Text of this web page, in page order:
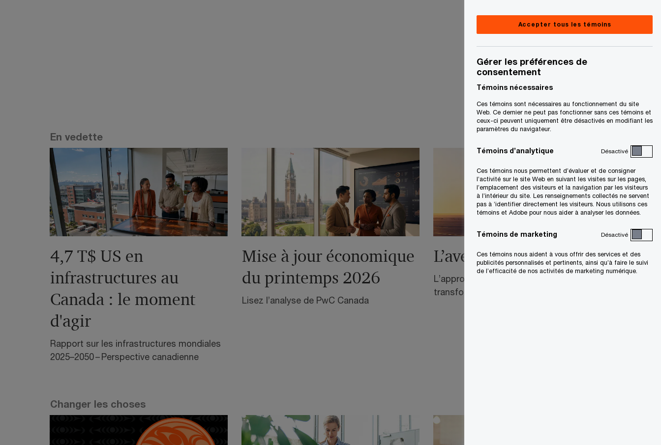
En vedette
4,7 T$ US en
infrastructures au
Canada : le moment
d'agir
Rapport sur les infrastructures mondiales
2025–2050 – Perspective canadienne
Mise à jour économique
du printemps 2026
Lisez l’analyse de PwC Canada
L’avenir de la défense
L’approvisionnement, moteur de la
transformation de la défense au Canada
Changer les choses
Accepter tous les témoins
Gérer les préférences de
consentement
Témoins nécessaires
Ces témoins sont nécessaires au fonctionnement du site
Web. Ce dernier ne peut pas fonctionner sans ces témoins et
ceux-ci peuvent uniquement être désactivés en modifiant les
paramètres du navigateur.
Témoins d’analytique Désactivé
Ces témoins nous permettent d’évaluer et de consigner
l’activité sur le site Web en suivant les visites sur les pages,
l’emplacement des visiteurs et la navigation par les visiteurs
à l’intérieur du site. Les renseignements collectés ne servent
pas à ’identifier directement les visiteurs. Nous utilisons ces
témoins et Adobe pour nous aider à analyser les données.
Témoins de marketing Désactivé
Ces témoins nous aident à vous offrir des services et des
publicités personnalisés et pertinents, ainsi qu’à faire le suivi
de l’efficacité de nos activités de marketing numérique.